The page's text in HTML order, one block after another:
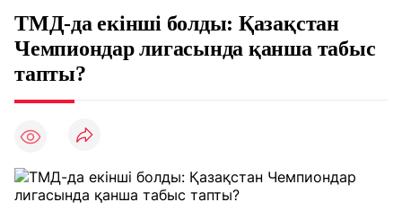
ТМД-да екінші болды: Қазақстан
Чемпиондар лигасында қанша табыс
тапты?